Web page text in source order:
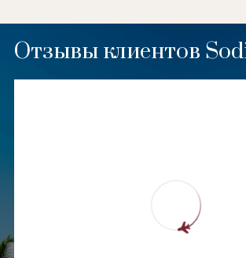
Отзывы клиентов